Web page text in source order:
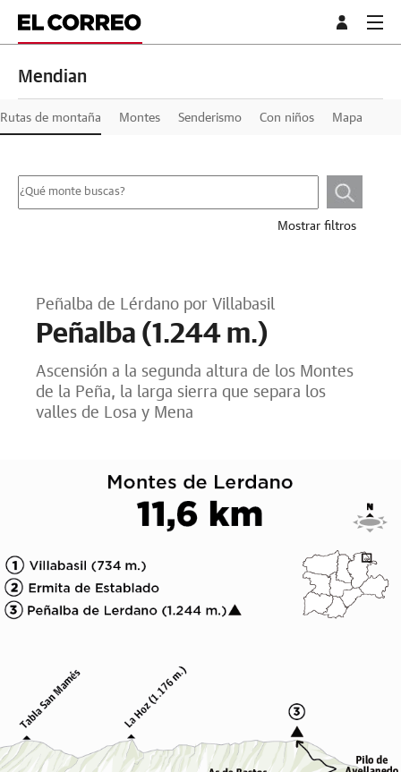
Mendian
Rutas de montaña Montes Senderismo Con niños Mapa
Mostrar filtros
Peñalba de Lérdano por Villabasil
Peñalba (1.244 m.)
Ascensión a la segunda altura de los Montes
de la Peña, la larga sierra que separa los
valles de Losa y Mena